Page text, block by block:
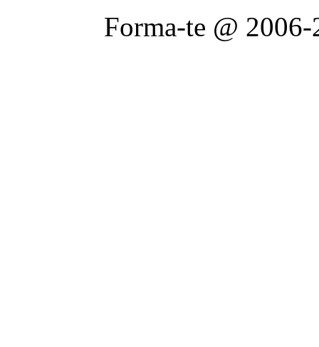
Forma-te @